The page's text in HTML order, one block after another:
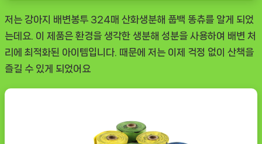
저는 강아지 배변봉투 324매 산화생분해 풉백 똥츄를 알게 되었
는데요. 이 제품은 환경을 생각한 생분해 성분을 사용하여 배변 처
리에 최적화된 아이템입니다. 때문에 저는 이제 걱정 없이 산책을
즐길 수 있게 되었어요